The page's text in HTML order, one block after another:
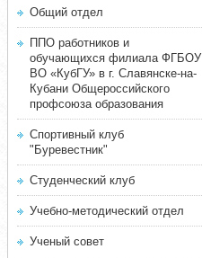
Общий отдел
ППО работников и
обучающихся филиала ФГБОУ
ВО «КубГУ» в г. Славянске-на-
Кубани Общероссийского
профсоюза образования
Спортивный клуб
"Буревестник"
Студенческий клуб
Учебно-методический отдел
Ученый совет